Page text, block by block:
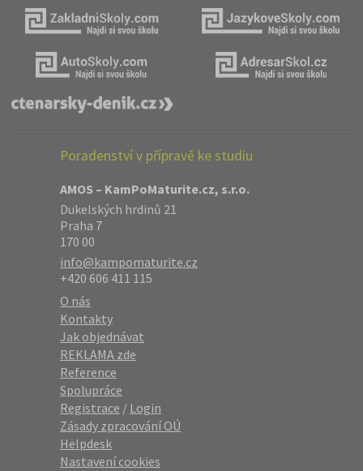
Poradenství v přípravě ke studiu
AMOS – KamPoMaturite.cz, s.r.o.
Dukelských hrdinů 21
Praha 7
170 00
info@kampomaturite.cz
+420 606 411 115
O nás
Kontakty
Jak objednávat
REKLAMA zde
Reference
Spolupráce
Registrace / Login
Zásady zpracování OÚ
Helpdesk
Nastavení cookies